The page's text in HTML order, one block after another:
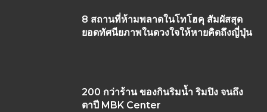
8 สถานที่ห้ามพลาดในโทโฮคุ สัมผัสสุด
ยอดทัศนียภาพในดวงใจให้หายคิดถึงญี่ปุ่น
200 กว่าร้าน ของกินริมน้ำ ริมปิง จนถึง
ตาปี MBK Center